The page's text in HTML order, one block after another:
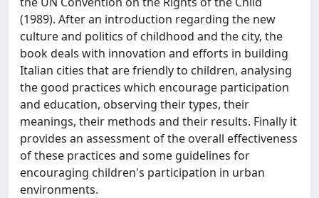
(1989). After an introduction regarding the new
culture and politics of childhood and the city, the
book deals with innovation and efforts in building
Italian cities that are friendly to children, analysing
the good practices which encourage participation
and education, observing their types, their
meanings, their methods and their results. Finally it
provides an assessment of the overall effectiveness
of these practices and some guidelines for
encouraging children's participation in urban
environments.